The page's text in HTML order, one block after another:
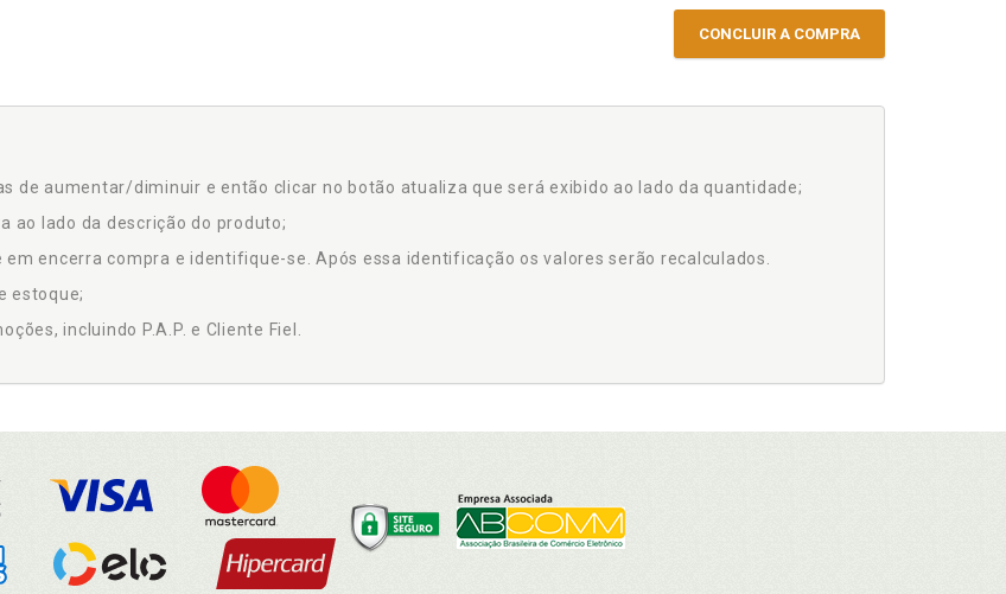
CONCLUIR A COMPRA
de aumentar/diminuir e então clicar no botão atualiza que será exibido ao lado da quantidade;
ao lado da descrição do produto;
encerra compra e identifique-se. Após essa identificação os valores serão recalculados.
estoque;
incluindo P.A.P. e Cliente Fiel.